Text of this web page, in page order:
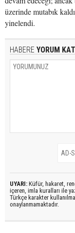
üzerinde mutabık
yinelendi.
HABERE YORUM KAT
UYARI: Küfür, hakaret,
içeren, imla kuralları ile
Türkçe karakter
onaylanmamaktadır.